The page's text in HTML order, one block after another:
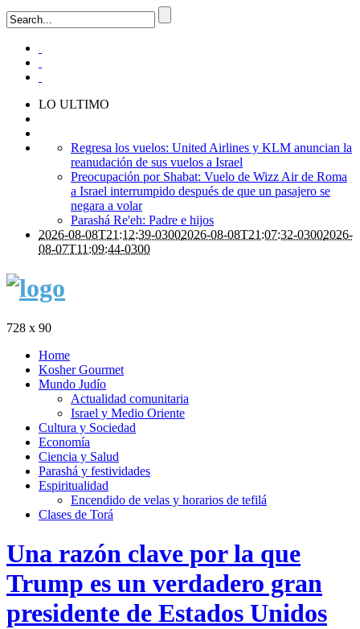
LO ULTIMO
Regresa los vuelos: United Airlines y KLM anuncian la
reanudación de sus vuelos a Israel
Preocupación por Shabat: Vuelo de Wizz Air de Roma
a Israel interrumpido después de que un pasajero se
negara a volar
Parashá Re'eh: Padre e hijos
2026-08-08T21:12:39-03002026-08-08T21:07:32-03002026-
08-07T11:09:44-0300
728 x 90
Home
Kosher Gourmet
Mundo Judío
Actualidad comunitaria
Israel y Medio Oriente
Cultura y Sociedad
Economía
Ciencia y Salud
Parashá y festividades
Espiritualidad
Encendido de velas y horarios de tefilá
Clases de Torá
Una razón clave por la que
Trump es un verdadero gran
presidente de Estados Unidos